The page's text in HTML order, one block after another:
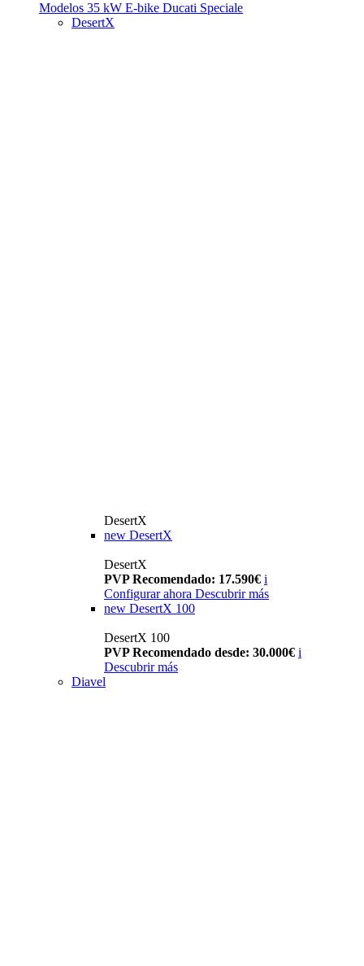
Modelos 35 kW E-bike Ducati Speciale
DesertX
DesertX
new DesertX
DesertX
PVP Recomendado: 17.590€ i
Configurar ahora Descubrir más
new DesertX 100
DesertX 100
PVP Recomendado desde: 30.000€ i
Descubrir más
Diavel